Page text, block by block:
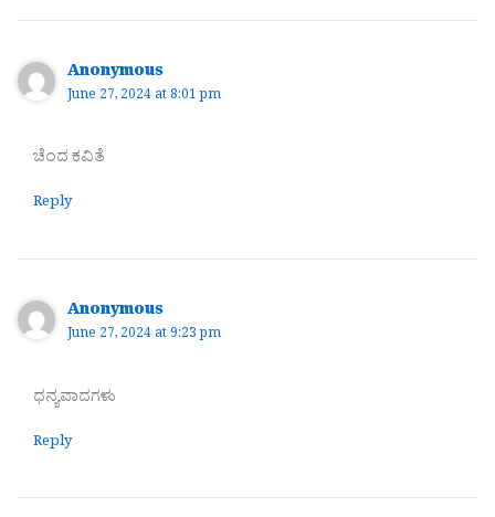
Anonymous
June 27, 2024 at 8:01 pm
ಚೆಂದ ಕವಿತೆ
Reply
Anonymous
June 27, 2024 at 9:23 pm
ಧನ್ಯವಾದಗಳು
Reply